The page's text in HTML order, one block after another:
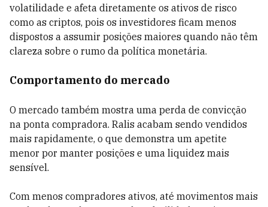
volatilidade e afeta diretamente os ativos de risco
como as criptos, pois os investidores ficam menos
dispostos a assumir posições maiores quando não têm
clareza sobre o rumo da política monetária.
Comportamento do mercado
O mercado também mostra uma perda de convicção
na ponta compradora. Ralis acabam sendo vendidos
mais rapidamente, o que demonstra um apetite
menor por manter posições e uma liquidez mais
sensível.
Com menos compradores ativos, até movimentos mais